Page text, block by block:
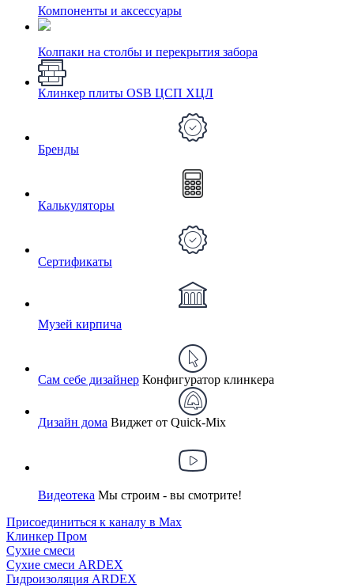
Компоненты и аксессуары
Колпаки на столбы и перекрытия забора
Клинкер плиты OSB ЦСП ХЦЛ
Бренды
Калькуляторы
Сертификаты
Музей кирпича
Сам себе дизайнер Конфигуратор клинкера
Дизайн дома Виджет от Quick-Mix
Видеотека Мы строим - вы смотрите!
Присоединиться к каналу в Max
Клинкер Пром
Сухие смеси
Сухие смеси ARDEX
Гидроизоляция ARDEX